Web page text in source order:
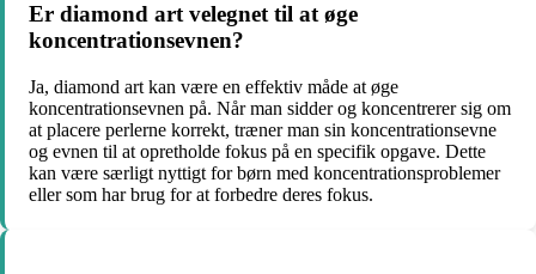
Er diamond art velegnet til at øge
koncentrationsevnen?
Ja, diamond art kan være en effektiv måde at øge
koncentrationsevnen på. Når man sidder og koncentrerer sig om
at placere perlerne korrekt, træner man sin koncentrationsevne
og evnen til at opretholde fokus på en specifik opgave. Dette
kan være særligt nyttigt for børn med koncentrationsproblemer
eller som har brug for at forbedre deres fokus.